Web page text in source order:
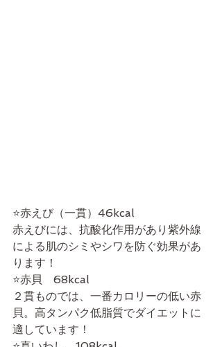
⭐️赤えび（一貫）46kcal
赤えびには、抗酸化作用があり紫外線
による肌のシミやシワを防ぐ効果があ
ります！
⭐️赤貝　68kcal
２貫ものでは、一番カロリーの低い赤
貝。高タンパク低脂質でダイエットに
適しています！